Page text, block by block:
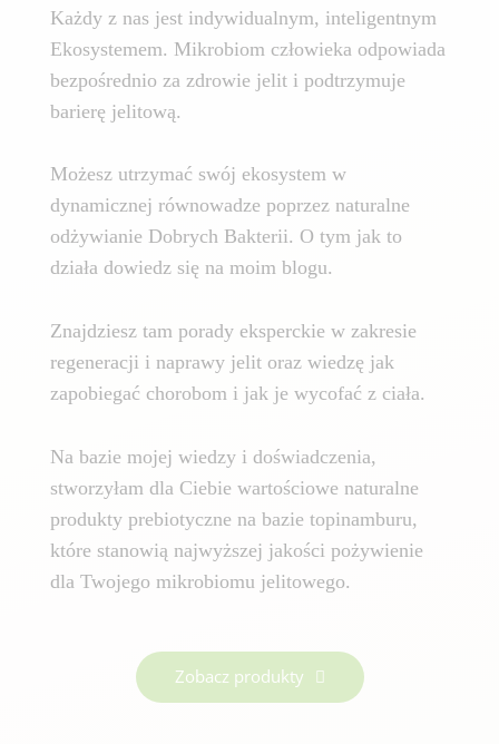
Każdy z nas jest indywidualnym, inteligentnym
Ekosystemem. Mikrobiom człowieka odpowiada
bezpośrednio za zdrowie jelit i podtrzymuje
barierę jelitową.
Możesz utrzymać swój ekosystem w
dynamicznej równowadze poprzez naturalne
odżywianie Dobrych Bakterii. O tym jak to
działa dowiedz się na moim blogu.
Znajdziesz tam porady eksperckie w zakresie
regeneracji i naprawy jelit oraz wiedzę jak
zapobiegać chorobom i jak je wycofać z ciała.
Na bazie mojej wiedzy i doświadczenia,
stworzyłam dla Ciebie wartościowe naturalne
produkty prebiotyczne na bazie topinamburu,
które stanowią najwyższej jakości pożywienie
dla Twojego mikrobiomu jelitowego.
Zobacz produkty